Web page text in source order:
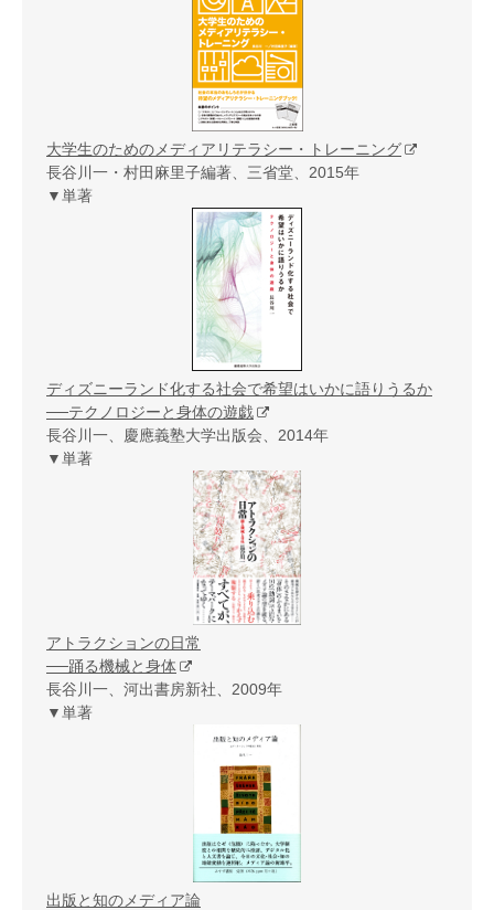
大学生のためのメディアリテラシー・トレーニング
長谷川一・村田麻里子編著、三省堂、2015年
▼単著
ディズニーランド化する社会で希望はいかに語りうるか
──テクノロジーと身体の遊戯
長谷川一、慶應義塾大学出版会、2014年
▼単著
アトラクションの日常
──踊る機械と身体
長谷川一、河出書房新社、2009年
▼単著
出版と知のメディア論